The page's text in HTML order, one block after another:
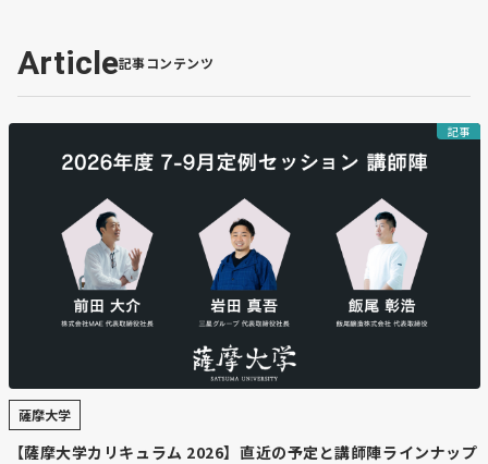
さんは、我々世代の仲間でもありますが、謙虚で誠実な方
であり新たな取り組みにも意欲的です。AIやデジタルを積
違いなくこれからの北海道を担う経営者の一人になると感
じます。
今週は以上です！
Facebook
https://www.facebook.com/groups/262901218134796/
気になったニュースはえぞ財団Facebookグループ「団員
秘密基地」のスレッドでコメントをお願いします！団員の
皆さんでニュースを斬りながら、一緒に行動につなげてい
きましょう。
Article記事コンテンツ
記事
薩摩大学
【薩摩大学カリキュラム 2026】直近の予定と講師陣ラインナップ